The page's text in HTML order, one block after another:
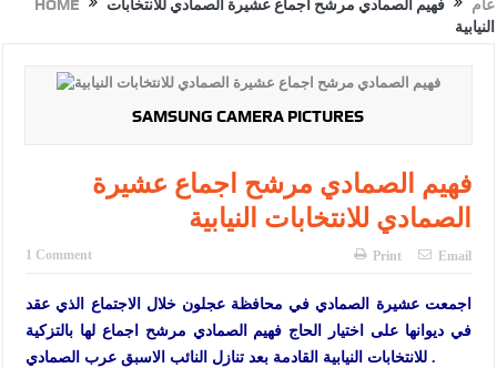
الجيش يفتح باب التجنيد لحملة البكالوريوس في الحقوق والقانون
الإسلامية والمسيحية
النواب يقر مشروع تعديل قانون الملكية العقارية
القاضي يلتقي رؤساء تحرير الصحف اليومية ويؤكد حرص مجلس النواب
دعوة المكلفين بخدمة العلم (الدفعة الثالثة) إلى مراجعة منصة خدمة
العلم
HOME عام
فهيم الصمادي مرشح اجماع عشيرة الصمادي للانتخابات
النيابية
SAMSUNG CAMERA PICTURES
فهيم الصمادي مرشح اجماع عشيرة
الصمادي للانتخابات النيابية
1 Comment Print Email
اجمعت عشيرة الصمادي في محافظة عجلون خلال الاجتماع الذي عقد
في ديوانها على اختيار الحاج فهيم الصمادي مرشح اجماع لها بالتزكية
للانتخابات النيابية القادمة بعد تنازل النائب الاسبق عرب الصمادي .